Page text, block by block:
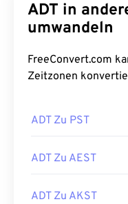
ADT in
umwandeln
FreeConvert.com
Zeitzonen
ADT Zu PST
ADT Zu AEST
ADT Zu AKST